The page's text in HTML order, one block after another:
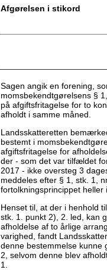
Afgørelsen i stikord
Sagen angik en forening,
momsbekendtgørelsens §
på afgiftsfritagelse for to
afholdt i samme måned.
Landsskatteretten
bestemt i
afgiftsfritagelse for
der - som det var tilfældet
2017 - ikke oversteg 3
meddeles efter § 1, stk. 1,
fortolkningsprincippet heller
Henset til, at der i henhold
stk. 1. punkt 2), 2. led, kan
afholdelse af to årlige
varighed, fandt
denne bestemmelse kunne
2, selvom denne blev
1.